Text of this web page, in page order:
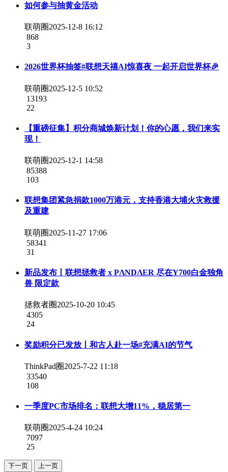
如何参与抽黄金活动
联萌圈2025-12-8 16:12
868
3
2026世界杯抽签#联想天禧AI惊喜夜 一起开启世界杯🎉
联萌圈2025-12-5 10:52
13193
22
【重磅征集】积分商城焕新计划！你的心愿，我们来实
现！
联萌圈2025-12-1 14:58
85388
103
联想集团紧急捐款1000万港元，支持香港大埔火灾救援
及重建
联萌圈2025-11-27 17:06
58341
31
新品发布丨联想拯救者 x PΛNDΛER 尽在Y700白金独角
兽 限定款
拯救者圈2025-10-20 10:45
4305
24
奖励积分已发放丨和古人赴一场#充满AI的节气
ThinkPad圈2025-7-22 11:18
33540
108
一季度PC市场排名：联想大增11%，稳居第一
联萌圈2025-4-24 10:24
7097
25
下一页 上一页